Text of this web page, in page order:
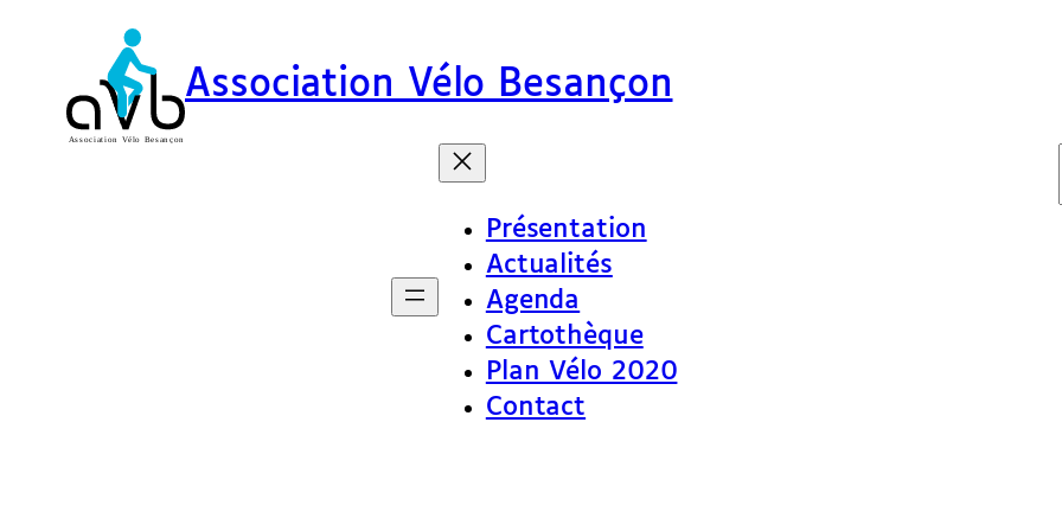
Association Vélo Besançon
Présentation
Actualités
Agenda
Cartothèque
Plan Vélo 2020
Contact